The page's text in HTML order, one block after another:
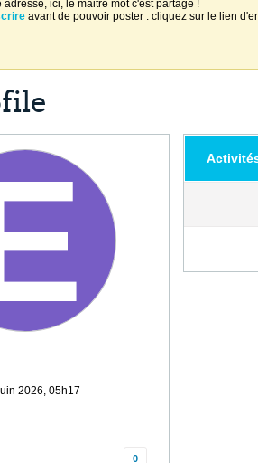
ici, le maitre mot c'est partage !
avant de pouvoir poster : cliquez sur le lien
2026, 05h17
0